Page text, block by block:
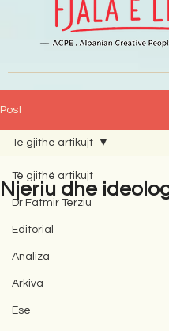
Post
Të gjithë artikujt
Dr Fatmir Terziu
Editorial
Analiza
Arkiva
Ese
Të gjithë artikujt
Njeriu dhe